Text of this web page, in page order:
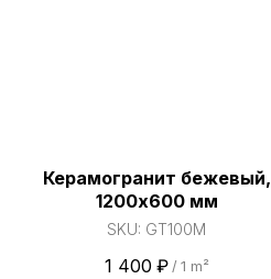
Керамогранит бежевый,
1200х600 мм
SKU: GT100M
1 400 ₽ / 1 m²